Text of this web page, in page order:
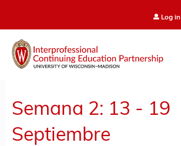
Log in
Semana 2: 13 - 19
Septiembre